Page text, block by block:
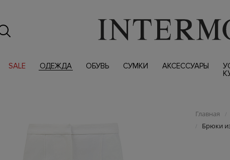
SALE ОДЕЖДА ОБУВЬ СУМКИ АКСЕССУАРЫ
Главная /
/ Брюки